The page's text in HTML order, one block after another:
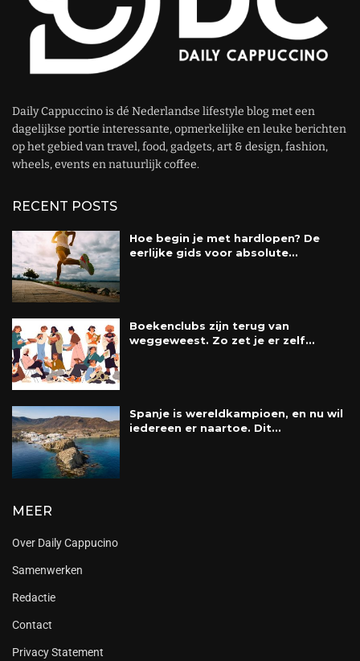
Daily Cappuccino is dé Nederlandse lifestyle blog met een
dagelijkse portie interessante, opmerkelijke en leuke berichten
op het gebied van travel, food, gadgets, art & design, fashion,
wheels, events en natuurlijk coffee.
RECENT POSTS
Hoe begin je met hardlopen? De
eerlijke gids voor absolute...
Boekenclubs zijn terug van
weggeweest. Zo zet je er zelf...
Spanje is wereldkampioen, en nu wil
iedereen er naartoe. Dit...
MEER
Over Daily Cappucino
Samenwerken
Redactie
Contact
Privacy Statement